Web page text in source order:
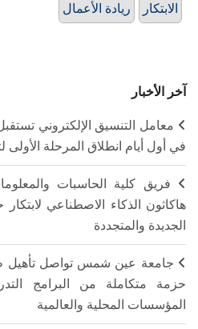
ريادة الأعمال الابتكار
آخر الأخبار
في أول أيام انطلاق المرحلة الأولى
فريق كلية الحاسبات
هاكاثون الذكاء الاصطناعي
الجديدة والمتجددة
جامعة عين شمس تواصل تأهيل
حزمة متكاملة من البرامج
المؤسسات المحلية والعالمية